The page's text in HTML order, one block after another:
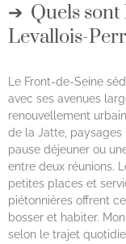
Quels
Levallois-
Le Front-de-Seine
avec ses avenues
renouvellement
de la Jatte, paysages
pause déjeuner ou
entre deux réunions.
petites places et
piétonnières offrent
bosser et habiter.
selon le trajet